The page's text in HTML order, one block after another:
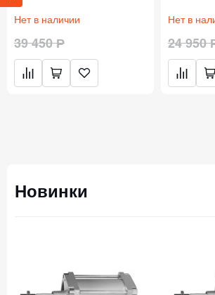
Нет в наличии
39 450 Р
Нет в
24 950
Новинки